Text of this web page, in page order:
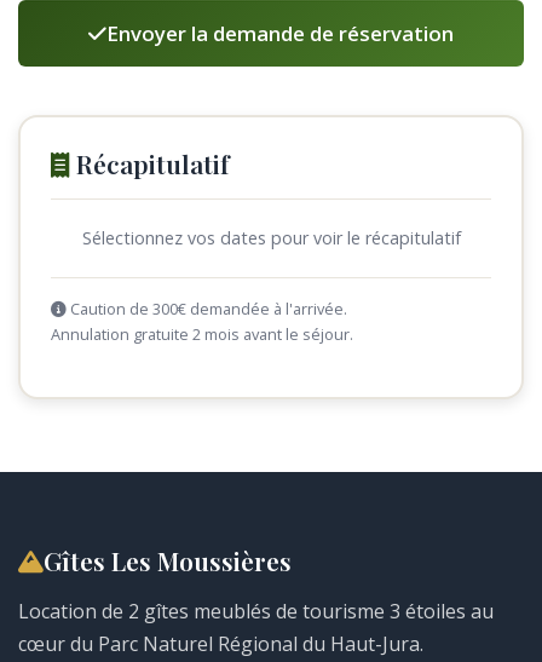
Envoyer la demande de réservation
Récapitulatif
Sélectionnez vos dates pour voir le récapitulatif
Caution de 300€ demandée à l'arrivée.
Annulation gratuite 2 mois avant le séjour.
Gîtes Les Moussières
Location de 2 gîtes meublés de tourisme 3 étoiles au
cœur du Parc Naturel Régional du Haut-Jura.